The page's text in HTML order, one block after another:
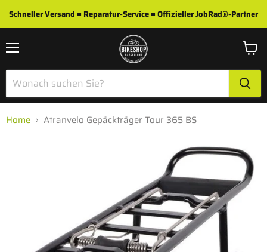
Schneller Versand ■ Reparatur-Service ■ Offizieller JobRad®-Partner
Home Atranvelo Gepäckträger Tour 365 BS